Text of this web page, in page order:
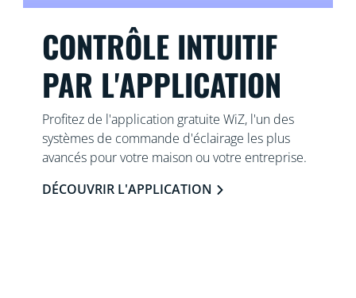
CONTRÔLE INTUITIF
PAR L'APPLICATION
Profitez de l'application gratuite WiZ, l'un des
systèmes de commande d'éclairage les plus
avancés pour votre maison ou votre entreprise.
DÉCOUVRIR L'APPLICATION